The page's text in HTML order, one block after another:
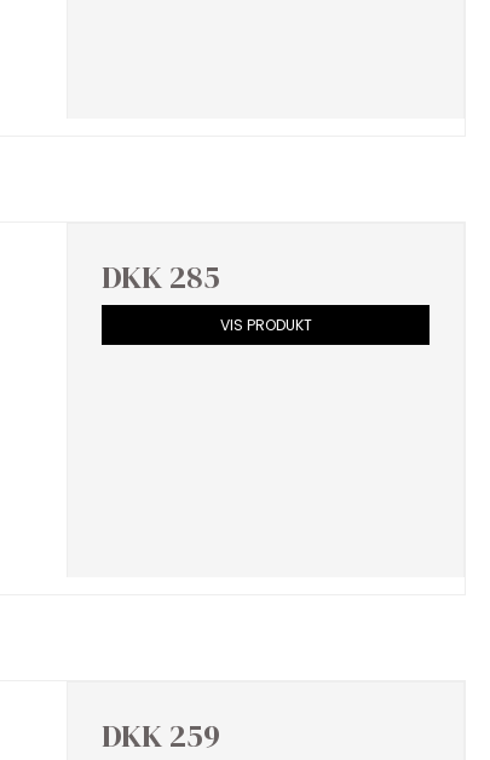
DKK 285
VIS PRODUKT
DKK 259